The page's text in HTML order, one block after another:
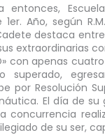
Escuela
Año, según
destaca
extraordinarias
con apenas
por Resolución
El día de
concurrencia
de su ser,